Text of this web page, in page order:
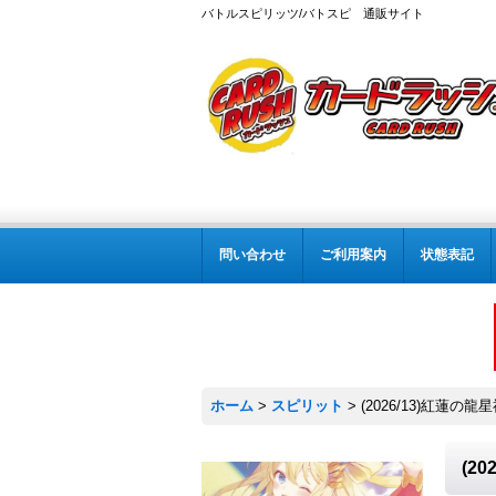
バトルスピリッツ/バトスピ 通販サイト
問い合わせ ご利用案内 状態表記
ホーム > スピリット > (2026/13)紅蓮の龍